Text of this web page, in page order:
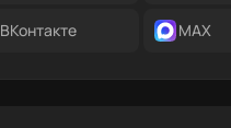
ВКонтакте MAX